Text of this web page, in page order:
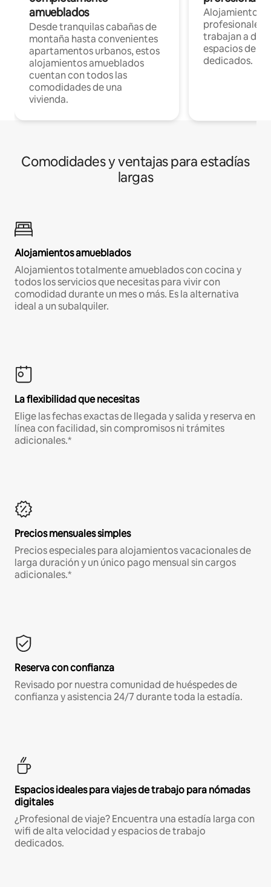
amueblados
Desde tranquilas cabañas de
montaña hasta convenientes
apartamentos urbanos, estos
alojamientos amueblados
cuentan con todos las
comodidades de una
vivienda.
Alojamientos
profesionales
trabajan a
espacios de
dedicados.
Comodidades y ventajas para estadías
largas
Alojamientos amueblados
Alojamientos totalmente amueblados con cocina y
todos los servicios que necesitas para vivir con
comodidad durante un mes o más. Es la alternativa
ideal a un subalquiler.
La flexibilidad que necesitas
Elige las fechas exactas de llegada y salida y reserva en
línea con facilidad, sin compromisos ni trámites
adicionales.*
Precios mensuales simples
Precios especiales para alojamientos vacacionales de
larga duración y un único pago mensual sin cargos
adicionales.*
Reserva con confianza
Revisado por nuestra comunidad de huéspedes de
confianza y asistencia 24/7 durante toda la estadía.
Espacios ideales para viajes de trabajo para nómadas
digitales
¿Profesional de viaje? Encuentra una estadía larga con
wifi de alta velocidad y espacios de trabajo
dedicados.